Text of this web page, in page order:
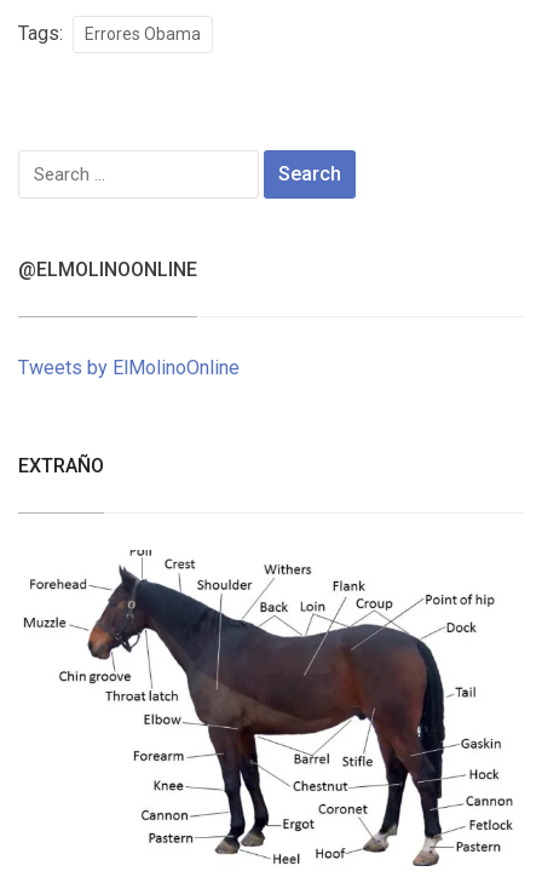
Tags: Errores Obama
Search
for:
@ELMOLINOONLINE
Tweets by ElMolinoOnline
EXTRAÑO